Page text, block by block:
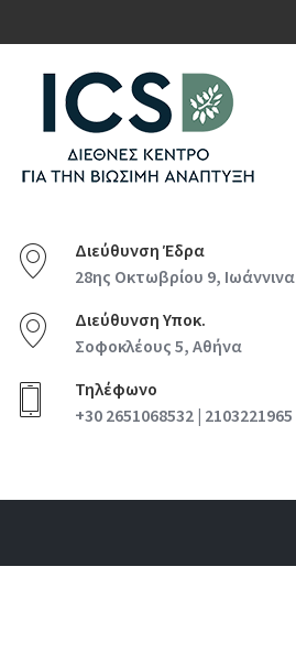
Διεύθυνση Έδρα
28ης Οκτωβρίου 9, Ιωάννινα
Διεύθυνση Υποκ.
Σοφοκλέους 5, Αθήνα
Τηλέφωνο
+30 2651068532 | 2103221965